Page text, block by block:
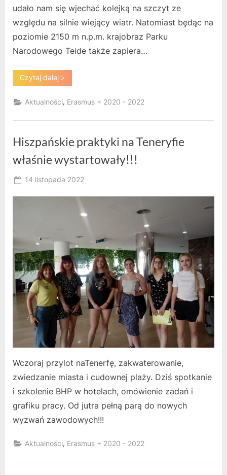
udało nam się wjechać kolejką na szczyt ze
względu na silnie wiejący wiatr. Natomiast będąc na
poziomie 2150 m n.p.m. krajobraz Parku
Narodowego Teide także zapiera…
Czytaj dalej“Hiszpańskie
praktyki
Teneryfie
–
tydzień
nami!!!”
»
Aktualności, Erasmus + 2020 - 2022
Hiszpańskie praktyki na Teneryfie
właśnie wystartowały!!!
Posted
14 listopada 2022
Wczoraj przylot naTenerfę, zakwaterowanie,
zwiedzanie miasta i cudownej plaży. Dziś spotkanie
i szkolenie BHP w hotelach, omówienie zadań i
grafiku pracy. Od jutra pełną parą do nowych
wyzwań zawodowych!!!
Aktualności, Erasmus + 2020 - 2022